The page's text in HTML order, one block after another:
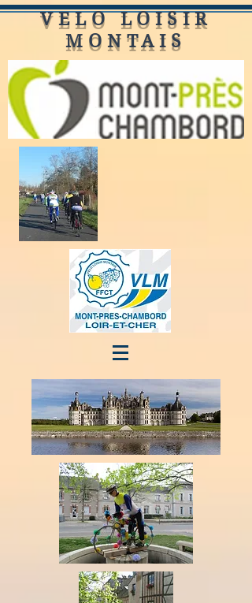
VELO LOISIR
MONTAIS